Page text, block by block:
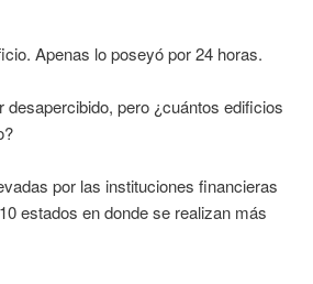
Apenas lo poseyó por 24 horas.
pero ¿cuántos edificios
por las instituciones financieras
estados en donde se realizan más